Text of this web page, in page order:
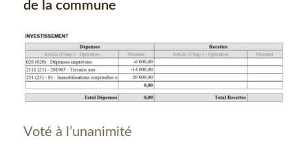
de la commune
Voté à l’unanimité